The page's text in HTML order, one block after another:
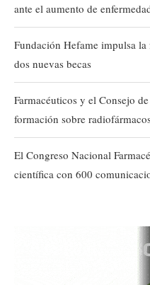
ante el aumento de
Fundación Hefame impulsa
dos nuevas becas
Farmacéuticos y el Consejo
formación sobre
El Congreso Nacional
científica con 600